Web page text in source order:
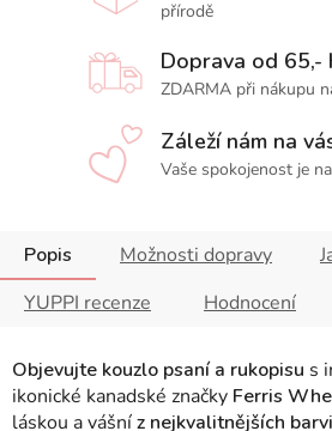
přírodě
Doprava od 65,-
ZDARMA při nákupu
Záleží nám na
Vaše spokojenost je
Popis Možnosti dopravy
YUPPI recenze
Hodnocení
Objevujte kouzlo psaní a rukopisu s
ikonické kanadské značky Ferris
láskou a vášníz nejkvalitnějších